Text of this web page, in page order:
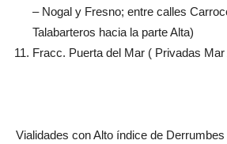
– Nogal y Fresno; entre calles
Talabarteros hacia la parte Alta)
Fracc. Puerta del Mar ( Privadas
Vialidades con Alto índice de